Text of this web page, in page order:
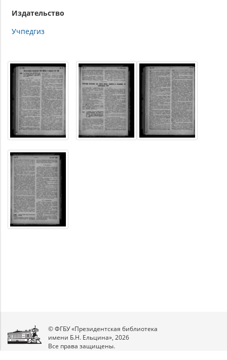
Издательство
Учпедгиз
© ФГБУ «Президентская библиотека
имени Б.Н. Ельцина», 2026
Все права защищены.